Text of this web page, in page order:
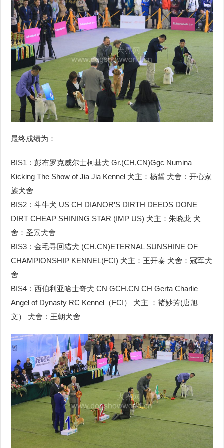
最终成绩为：
BIS1：彭布罗克威尔士柯基犬 Gr.(CH,CN)Ggc Numina
Kicking The Show of Jia Jia Kennel 犬主：杨皙 犬舍：开心家
族犬舍
BIS2：斗牛犬 US CH DIANOR’S DIRTH DEEDS DONE
DIRT CHEAP SHINING STAR (IMP US) 犬主：朱晓龙 犬
舍：圣景犬舍
BIS3：金毛寻回猎犬 (CH.CN)ETERNAL SUNSHINE OF
CHAMPIONSHIP KENNEL(FCI) 犬主：王开泰 犬舍：冠军犬
舍
BIS4：西伯利亚哈士奇犬 CN GCH.CN CH Gerta Charlie
Angel of Dynasty RC Kennel（FCI） 犬主 ：褚妙芳(唐旭
文） 犬舍：王朝犬舍